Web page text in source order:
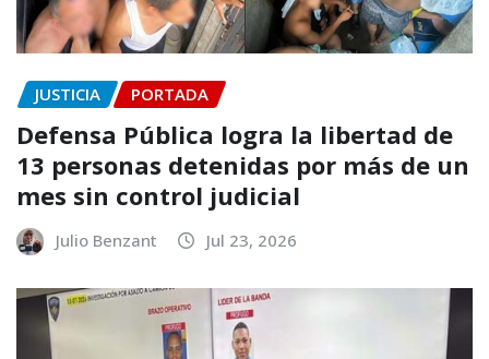
JUSTICIA PORTADA
Defensa Pública logra la libertad de
13 personas detenidas por más de un
mes sin control judicial
Julio Benzant Jul 23, 2026